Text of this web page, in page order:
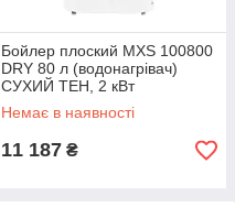
Бойлер плоский MXS 100800
DRY 80 л (водонагрівач)
СУХИЙ ТЕН, 2 кВт
Немає в наявності
11 187 ₴